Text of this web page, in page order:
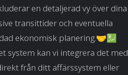
en detaljerad vy över dina
transittider och eventuella
ekonomisk planering.🤝💹
system kan vi integrera det med
från ditt affärssystem eller